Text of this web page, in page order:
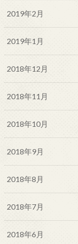
2019年2月
2019年1月
2018年12月
2018年11月
2018年10月
2018年9月
2018年8月
2018年7月
2018年6月